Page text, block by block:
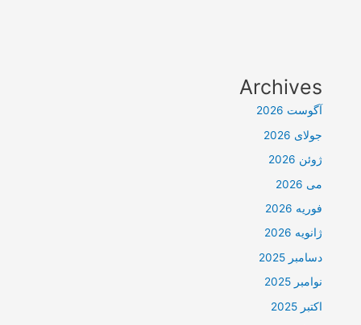
Archives
آگوست 2026
جولای 2026
ژوئن 2026
می 2026
فوریه 2026
ژانویه 2026
دسامبر 2025
نوامبر 2025
اکتبر 2025